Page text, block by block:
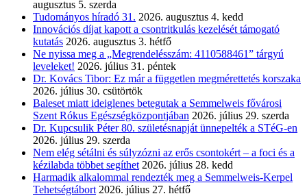
augusztus 5. szerda
Tudományos híradó 31. 2026. augusztus 4. kedd
Innovációs díjat kapott a csontritkulás kezelését támogató
kutatás 2026. augusztus 3. hétfő
Ne nyissa meg a „Megrendelésszám: 4110588461” tárgyú
leveleket! 2026. július 31. péntek
Dr. Kovács Tibor: Ez már a független megmérettetés korszaka
2026. július 30. csütörtök
Baleset miatt ideiglenes betegutak a Semmelweis fővárosi
Szent Rókus Egészségközpontjában 2026. július 29. szerda
Dr. Kupcsulik Péter 80. születésnapját ünnepelték a STéG-en
2026. július 29. szerda
Nem elég sétálni és súlyzózni az erős csontokért – a foci és a
kézilabda többet segíthet 2026. július 28. kedd
Harmadik alkalommal rendezték meg a Semmelweis-Kerpel
Tehetségtábort 2026. július 27. hétfő